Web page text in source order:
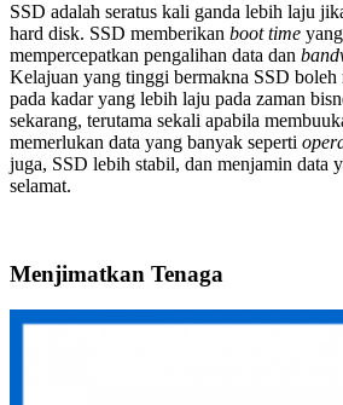
SSD adalah seratus kali ganda lebih laju
hard disk. SSD memberikan boot time
mempercepatkan pengalihan data dan
Kelajuan yang tinggi bermakna SSD boleh
pada kadar yang lebih laju pada zaman
sekarang, terutama sekali apabila
memerlukan data yang banyak seperti
juga, SSD lebih stabil, dan menjamin data
selamat.
Menjimatkan Tenaga